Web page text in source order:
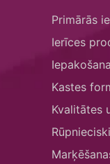
Primārās
Ierīces
Kastes
Kvalitātes